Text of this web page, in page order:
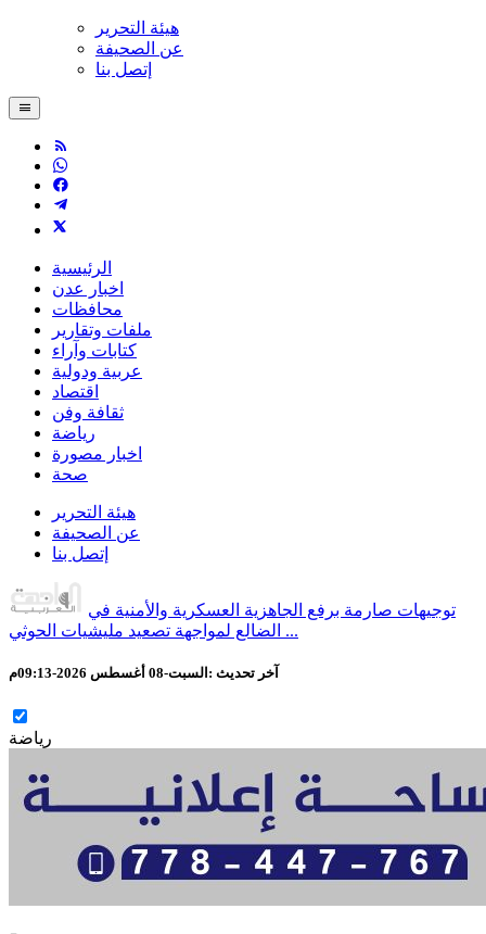
هيئة التحرير
عن الصحيفة
إتصل بنا
الرئيسية
اخبار عدن
محافظات
ملفات وتقارير
كتابات وآراء
عربية ودولية
اقتصاد
ثقافة وفن
رياضة
اخبار مصورة
صحة
هيئة التحرير
عن الصحيفة
إتصل بنا
توجيهات صارمة برفع الجاهزية العسكرية والأمنية في
الضالع لمواجهة تصعيد مليشيات الحوثي ...
آخر تحديث : السبت-08 أغسطس 2026-09:13م
رياضة